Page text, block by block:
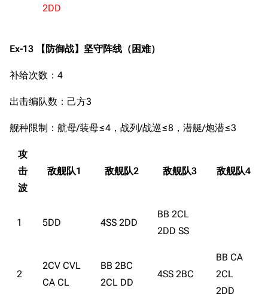
6690 11.9万
舰R百科
游戏系统
新手入门
舰娘与装备
按编号
2DD
Ex-13 【防御战】坚守阵线（困难）
补给次数：4
出击编队数：己方3
舰种限制：航母/装母≤4，战列/战巡≤8，潜艇/炮潜≤3
攻
击
波
敌舰队1 敌舰队2 敌舰队3 敌舰队4
1 5DD 4SS 2DD
BB 2CL
2DD SS
2
2CV CVL
CA CL
BB 2BC
2CL DD
4SS 2BC
BB CA
2CL
2DD